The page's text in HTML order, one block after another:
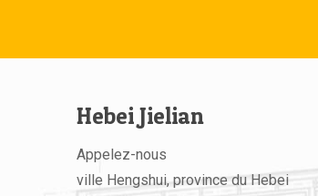
Hebei Jielian
Appelez-nous
ville Hengshui, province du Hebei